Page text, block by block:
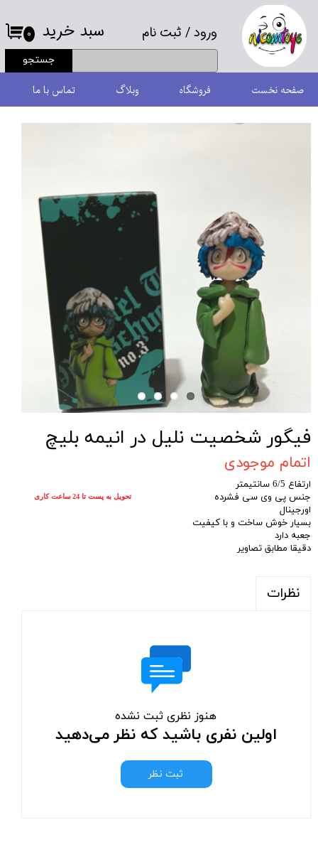
ورود/ ثبت نام
حساب کاربری من
تغییر گذر واژه
سفارشات
جستجو
۰ سبد خرید
صفحه نخست فروشگاه وبلاگ تماس با ما
فیگور شخصیت نلیل در انیمه بلیچ
اتمام موجودی
ارتفاع 6/5 سانتیمتر
جنس پی وی سی فشرده
اورجینال
بسیار خوش ساخت و با کیفیت
جعبه دارد
دقیقا مطابق تصاویر
نظرات
هنوز نظری ثبت نشده
اولین نفری باشید که نظر می‌دهید
ثبت نظر
تحویل به پست تا 24 ساعت کاری